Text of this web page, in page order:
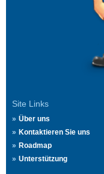
Site Links
Über uns
Kontaktieren Sie uns
Roadmap
Unterstützung